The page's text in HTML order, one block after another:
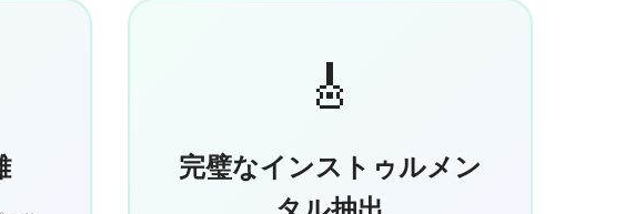
🎸
完璧なインストゥルメン